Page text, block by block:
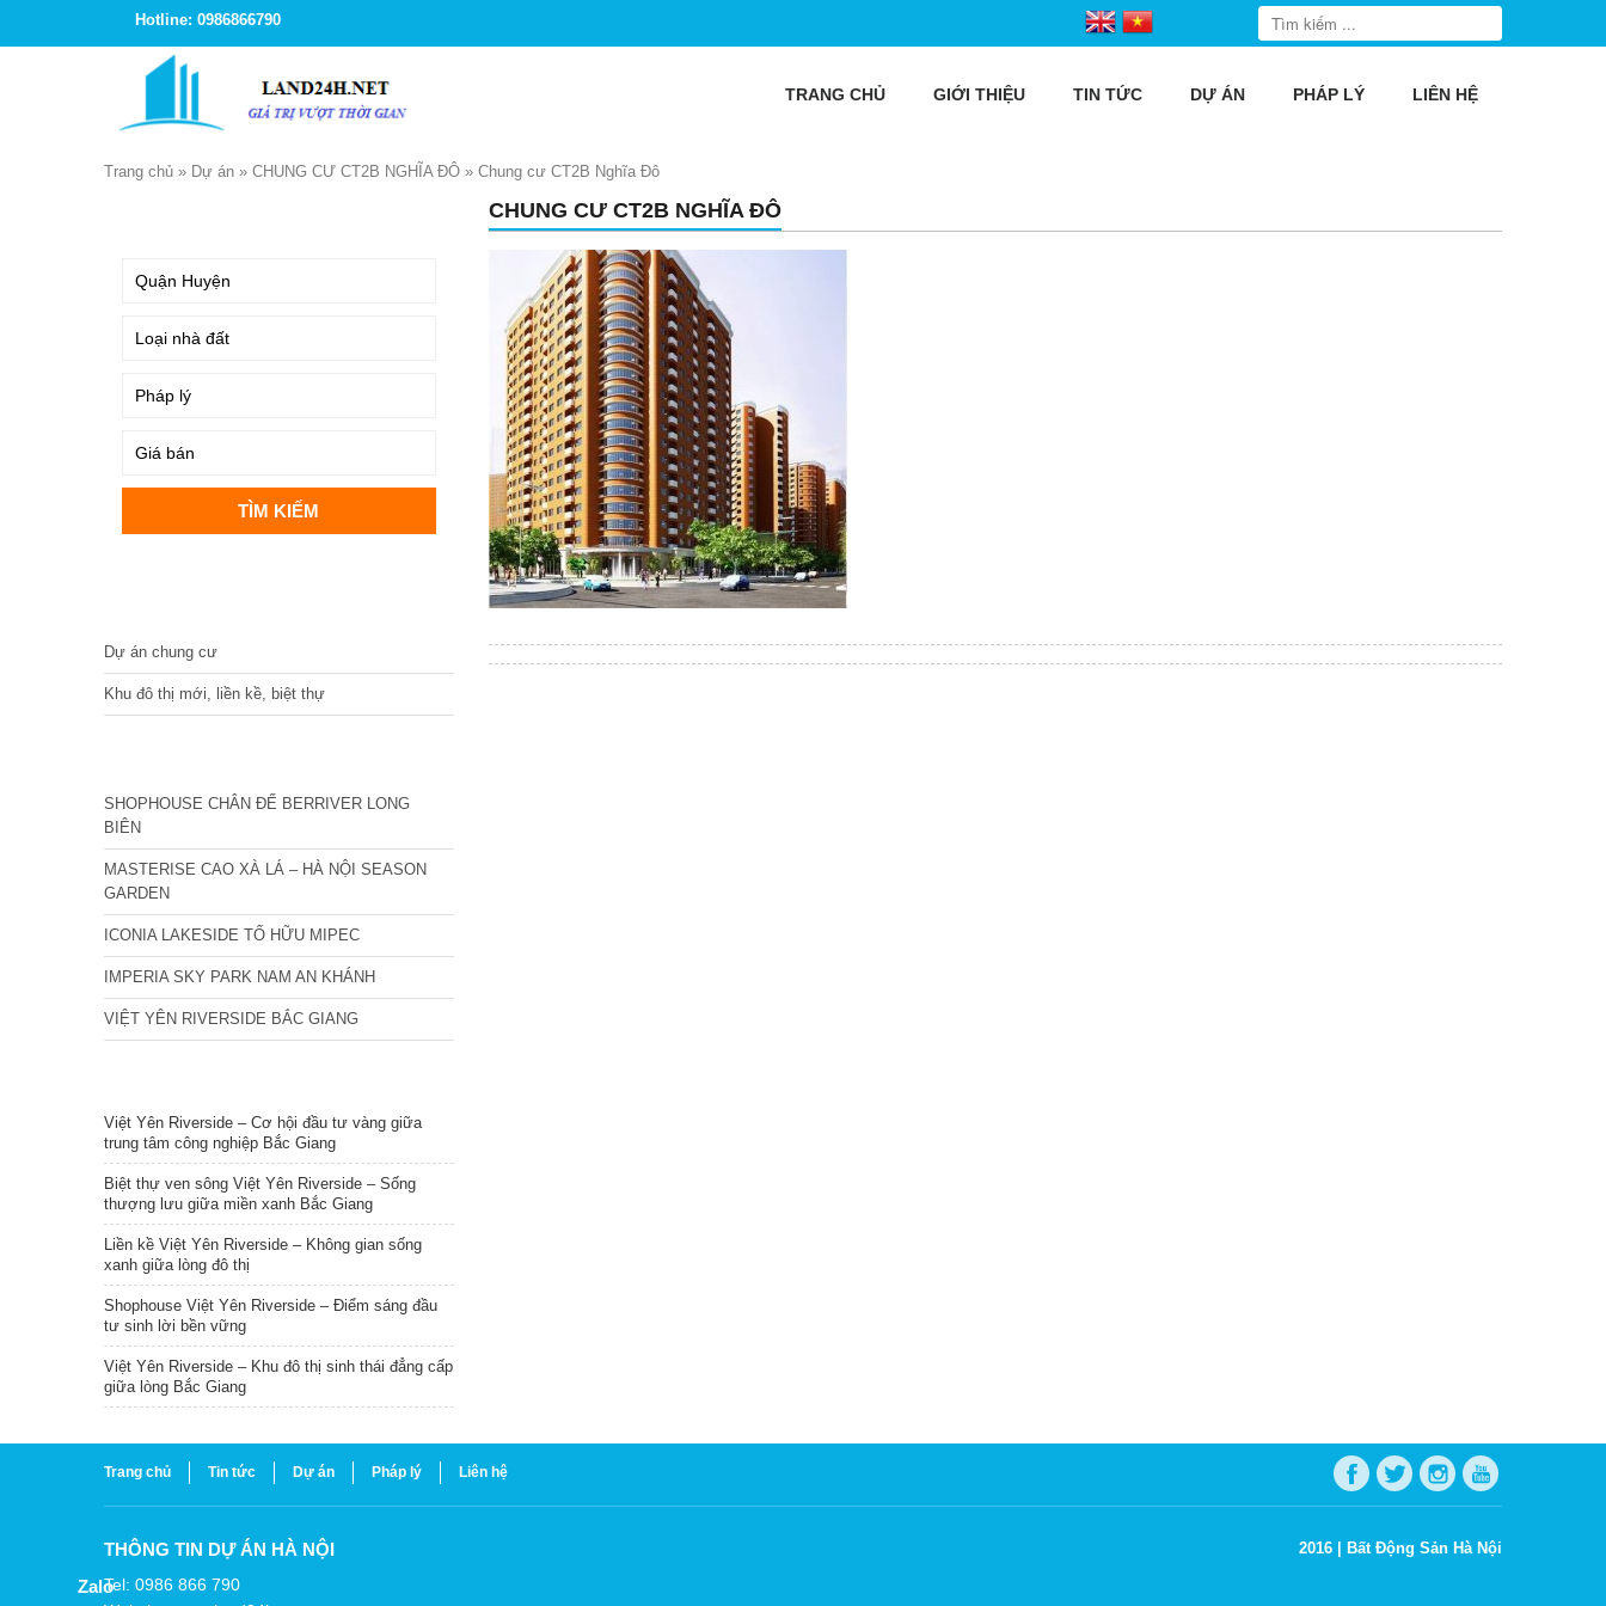
Hotline: 0986866790
TRANG CHỦ GIỚI THIỆU TIN TỨC DỰ ÁN PHÁP LÝ LIÊN HỆ
Trang chủ » Dự án » CHUNG CƯ CT2B NGHĨA ĐÔ » Chung cư CT2B Nghĩa Đô
CHUNG CƯ CT2B NGHĨA ĐÔ
Dự án chung cư
Khu đô thị mới, liền kề, biệt thự
SHOPHOUSE CHÂN ĐẾ BERRIVER LONG
BIÊN
MASTERISE CAO XÀ LÁ – HÀ NỘI SEASON
GARDEN
ICONIA LAKESIDE TỐ HỮU MIPEC
IMPERIA SKY PARK NAM AN KHÁNH
VIỆT YÊN RIVERSIDE BẮC GIANG
Việt Yên Riverside – Cơ hội đầu tư vàng giữa
trung tâm công nghiệp Bắc Giang
Biệt thự ven sông Việt Yên Riverside – Sống
thượng lưu giữa miền xanh Bắc Giang
Liền kề Việt Yên Riverside – Không gian sống
xanh giữa lòng đô thị
Shophouse Việt Yên Riverside – Điểm sáng đầu
tư sinh lời bền vững
Việt Yên Riverside – Khu đô thị sinh thái đẳng cấp
giữa lòng Bắc Giang
Trang chủ Tin tức Dự án Pháp lý Liên hệ
THÔNG TIN DỰ ÁN HÀ NỘI
Tel: 0986 866 790
2016 | Bất Động Sản Hà Nội
Zalo